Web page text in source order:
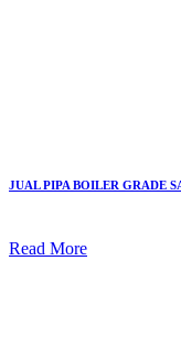
JUAL PIPA BOILER GRADE
Read More